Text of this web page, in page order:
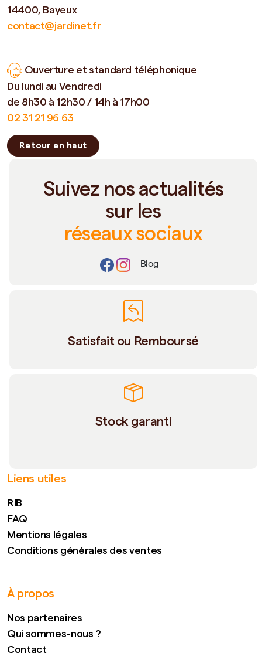
14400, Bayeux
contact@jardinet.fr
Ouverture et standard téléphonique
Du lundi au Vendredi
de 8h30 à 12h30 / 14h à 17h00
02 31 21 96 63
Retour en haut
Suivez nos actualités
sur les
réseaux sociaux
Blog
Satisfait ou Remboursé
Stock garanti
Liens utiles
RIB
FAQ
Mentions légales
Conditions générales des ventes
À propos
Nos partenaires
Qui sommes-nous ?
Contact